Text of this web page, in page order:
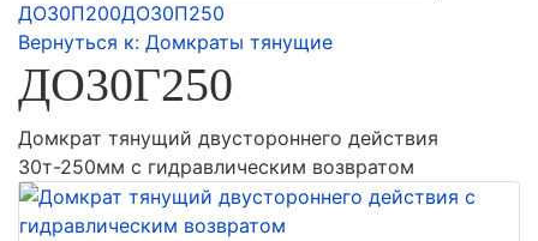
ДО30П200ДО30П250
Вернуться к: Домкраты тянущие
ДО30Г250
Домкрат тянущий двустороннего действия
30т-250мм с гидравлическим возвратом